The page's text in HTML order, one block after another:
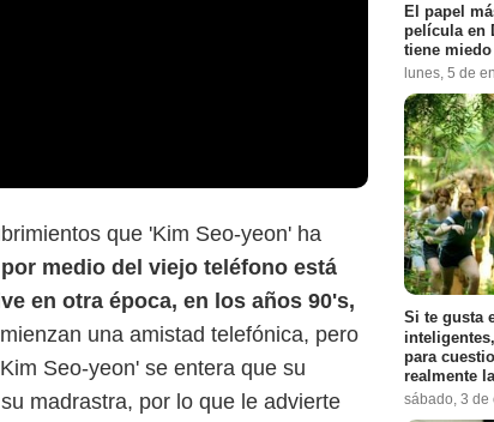
que 'Kim Seo-yeon' ha
medio del viejo teléfono está
en otra época, en los años 90's,
una amistad telefónica, pero
Seo-yeon' se entera que su
madrastra, por lo que le advierte
El papel
película en
tiene
lunes, 5 de
Si te gusta
para
realmente
sábado, 3 de